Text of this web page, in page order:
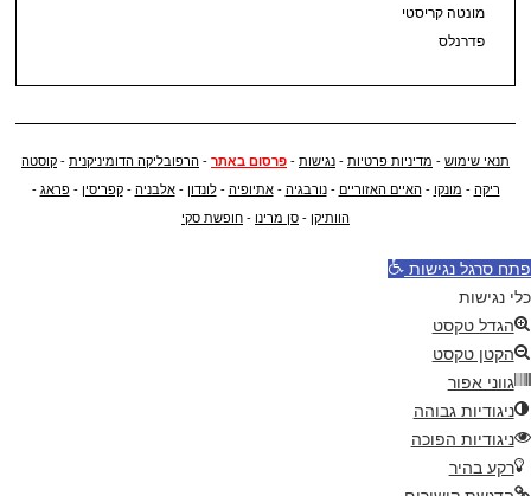
מונטה קריסטי
פדרנלס
תנאי שימוש - מדיניות פרטיות - נגישות - פרסום באתר - הרפובליקה הדומיניקנית - קוסטה
ריקה - מונקו -האיים האזוריים -נורבגיה -אתיופיה -לונדון -אלבניה -קפריסין -פראג -
הוותיקן - סן מרינו - חופשת סקי
פתח סרגל נגישות
כלי נגישות
הגדל טקסט
הקטן טקסט
גווני אפור
ניגודיות גבוהה
ניגודיות הפוכה
רקע בהיר